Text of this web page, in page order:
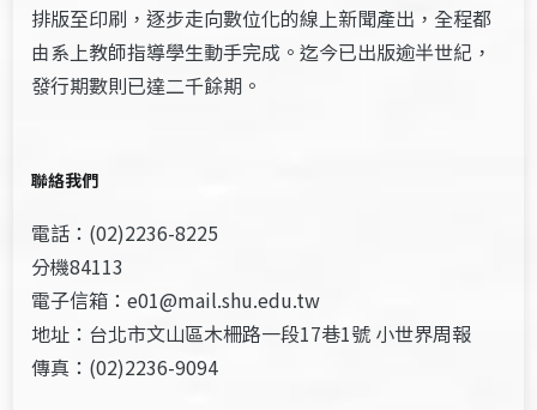
排版至印刷，逐步走向數位化的線上新聞產出，全程都
由系上教師指導學生動手完成。迄今已出版逾半世紀，
發行期數則已達二千餘期。
聯絡我們
電話：(02)2236-8225
分機84113
電子信箱：e01@mail.shu.edu.tw
地址：台北市文山區木柵路一段17巷1號 小世界周報
傳真：(02)2236-9094